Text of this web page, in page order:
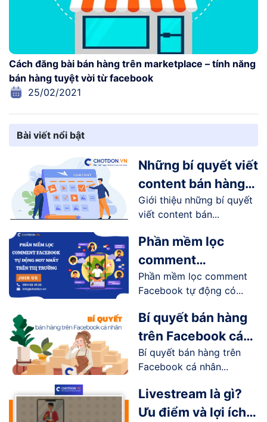
Cách đăng bài bán hàng trên marketplace – tính năng
bán hàng tuyệt vời từ facebook
25/02/2021
Bài viết nổi bật
Những bí quyết viết
content bán hàng
online trên
Facebook
Giới thiệu những bí quyết
viết content bán...
Phần mềm lọc
comment
Facebook tự động
hot nhất trên thị
trường
Phần mềm lọc comment
Facebook tự động có...
Bí quyết bán hàng
trên Facebook cá
nhân hiệu quả
Bí quyết bán hàng trên
Facebook cá nhân...
Livestream là gì?
Ưu điểm và lợi ích